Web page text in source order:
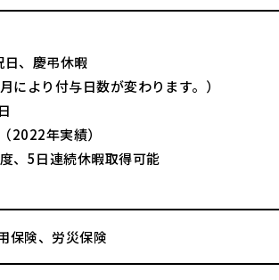
、慶弔休暇
より付与日数が変わります。）
年実績）
、5日連続休暇取得可能
保険、労災保険